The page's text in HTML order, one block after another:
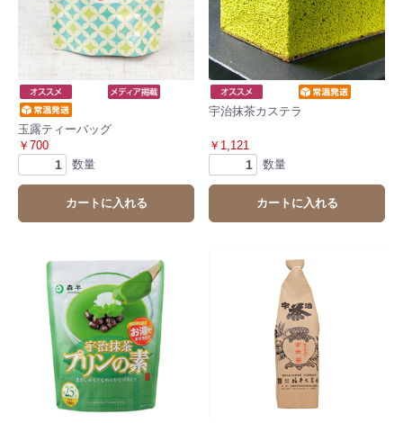
玉露ティーバッグ
￥700
数量
カートに入れる
宇治抹茶カステラ
￥1,121
数量
カートに入れる